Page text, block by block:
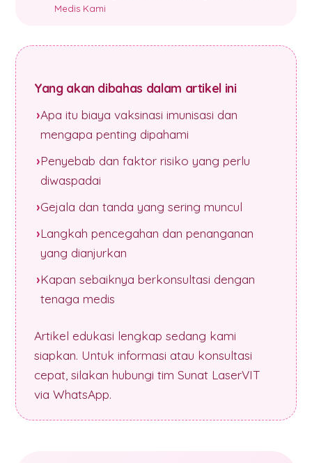
Medis Kami
Yang akan dibahas dalam artikel ini
Apa itu biaya vaksinasi imunisasi dan
mengapa penting dipahami
Penyebab dan faktor risiko yang perlu
diwaspadai
Gejala dan tanda yang sering muncul
Langkah pencegahan dan penanganan
yang dianjurkan
Kapan sebaiknya berkonsultasi dengan
tenaga medis
Artikel edukasi lengkap sedang kami
siapkan. Untuk informasi atau konsultasi
cepat, silakan hubungi tim Sunat LaserVIT
via WhatsApp.